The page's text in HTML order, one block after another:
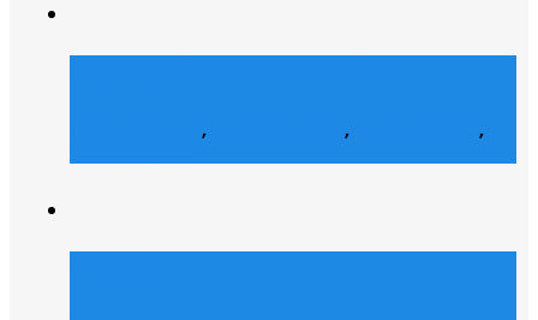
, ,
,